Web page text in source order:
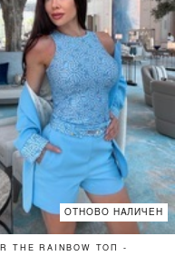
ОТНОВО НАЛИЧЕН
THE RAINBOW ТОП -